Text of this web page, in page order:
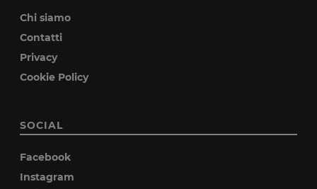
Chi siamo
Contatti
Privacy
Cookie Policy
SOCIAL
Facebook
Instagram